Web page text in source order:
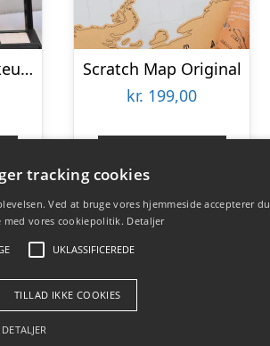
Beskytter til Makeupbørster 3-pak
Scratch Map Original
kr. 199,00
Gå til shop
tracking cookies
Ved at bruge vores hjemmeside accepterer du
med vores cookiepolitik. Detaljer
UKLASSIFICEREDE
TILLAD IKKE COOKIES